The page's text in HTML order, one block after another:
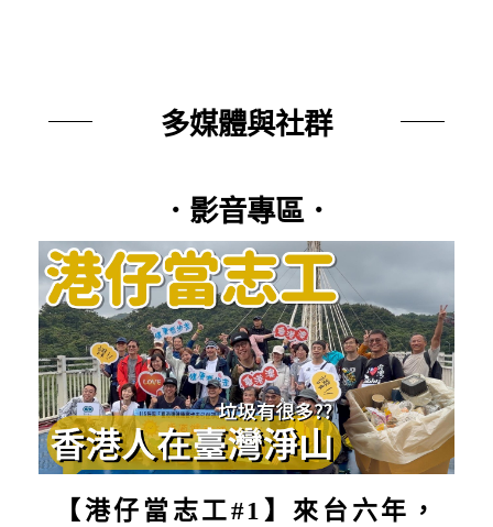
多媒體與社群
．影音專區．
【港仔當志工#1】來台六年，